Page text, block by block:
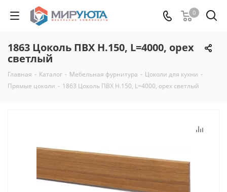
0
1863 Цоколь ПВХ H.150, L=4000, орех
светлый
Главная - Каталог - Мебельная фурнитура - Цоколи для кухни -
Прямые цоколи - 1863 Цоколь ПВХ H.150, L=4000, орех светлый